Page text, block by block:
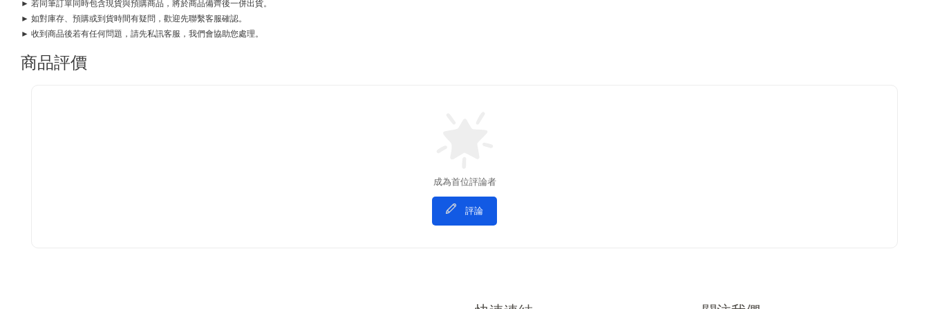
► 若同筆訂單同時包含現貨與預購商品，將於商品備齊後一併出貨。
► 如對庫存、預購或到貨時間有疑問，歡迎先聯繫客服確認。
► 收到商品後若有任何問題，請先私訊客服，我們會協助您處理。
商品評價
成為首位評論者
評論